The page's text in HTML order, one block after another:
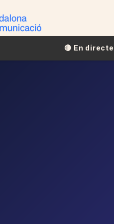
🔴​​ En directe